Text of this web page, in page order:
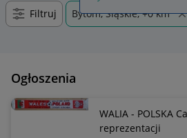
Filtruj Bytom, Śląskie, +0 km
Ogłoszenia
WALIA - POLSKA
reprezentacji